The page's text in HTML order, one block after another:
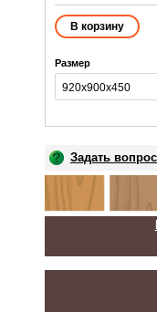
Размер
Задать вопрос